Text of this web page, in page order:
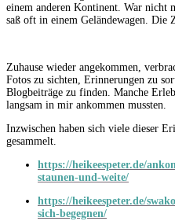
einem anderen Kontinent. War nicht
saß oft in einem Geländewagen. Die
Zuhause wieder angekommen,
Fotos zu sichten, Erinnerungen zu
Blogbeiträge zu finden. Manche
langsam in mir ankommen mussten.
Inzwischen haben sich viele dieser
gesammelt.
https://heikeespeter.de/
staunen-und-weite/
https://heikeespeter.de/
sich-begegnen/